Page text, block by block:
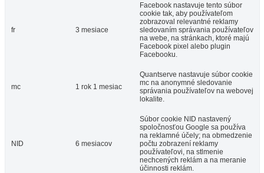
fr 3 mesiace
Facebook nastavuje tento súbor
cookie tak, aby používateľom
zobrazoval relevantné reklamy
sledovaním správania používateľov
na webe, na stránkach, ktoré majú
Facebook pixel alebo plugin
Facebooku.
mc 1 rok 1 mesiac
Quantserve nastavuje súbor cookie
mc na anonymné sledovanie
správania používateľov na webovej
lokalite.
NID 6 mesiacov
Súbor cookie NID nastavený
spoločnosťou Google sa používa
na reklamné účely; na obmedzenie
počtu zobrazení reklamy
používateľovi, na stlmenie
nechcených reklám a na meranie
účinnosti reklám.